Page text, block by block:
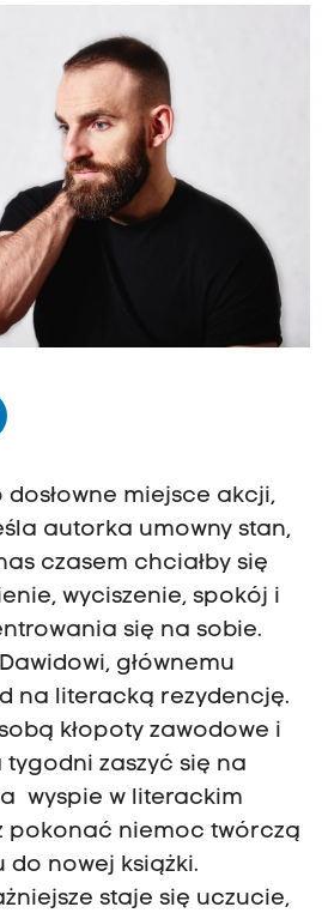
dosłowne miejsce akcji,
autorka umowny stan,
czasem chciałby się
wyciszenie, spokój i
się na sobie.
głównemu
na literacką rezydencję.
kłopoty zawodowe i
zaszyć się na
wyspie w literackim
pokonać niemoc twórczą
do nowej książki.
staje się uczucie,